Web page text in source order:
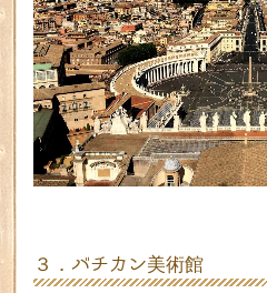
３．バチカン美術館